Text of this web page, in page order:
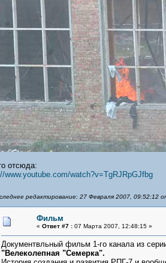
отсюда:
www.youtube.com/watch?v=TgRJRpGJfbg
редактирование: 27 Февраля 2007, 09:52:12
Фильм
« Ответ #7 : 07 Марта 2007, 12:48:15 »
Документвльный фильм 1-го канала из
"Велеколепная "Семерка".